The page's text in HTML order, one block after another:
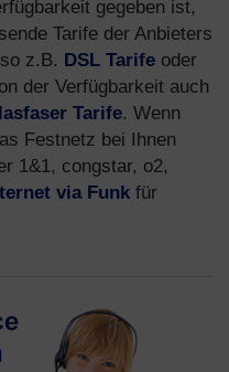
gegeben ist,
Tarife der Anbieters
z.B. DSL Tarife oder
der Verfügbarkeit auch
Tarife. Wenn
Festnetz bei Ihnen
1&1, congstar, o2,
via Funk für